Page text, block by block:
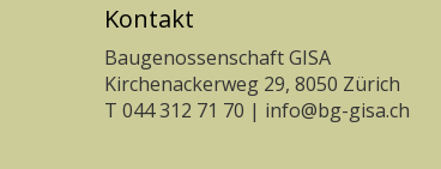
Kontakt
Baugenossenschaft GISA
Kirchenackerweg 29, 8050 Zürich
T 044 312 71 70 | info@bg-gisa.ch